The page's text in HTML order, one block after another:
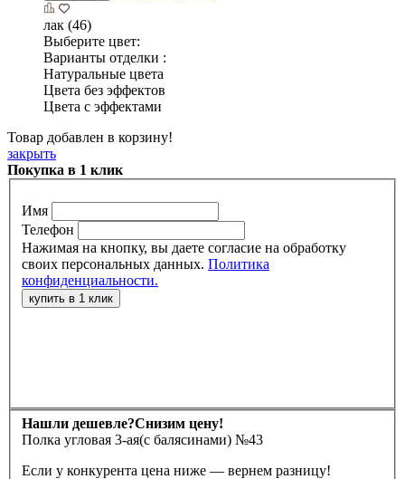
лак (46)
Выберите цвет:
Варианты отделки :
Натуральные цвета
Цвета без эффектов
Цвета с эффектами
Товар добавлен в корзину!
закрыть
Покупка в 1 клик
Имя
Телефон
Нажимая на кнопку, вы даете согласие на обработку
своих персональных данных. Политика
конфиденциальности.
Нашли дешевле?Снизим цену!
Полка угловая 3-ая(с балясинами) №43
Если у конкурента цена ниже — вернем разницу!